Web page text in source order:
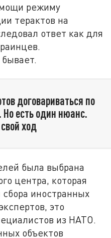
режиму
терактов на
ответ как для
договариваться по
Но есть один нюанс.
ход
была выбрана
центра, которая
иностранных
это
из НАТО.
объектов